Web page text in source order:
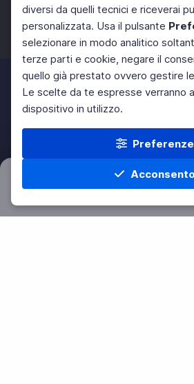
diversi da quelli tecnici e riceverai
personalizzata. Usa il pulsante
selezionare in modo analitico
terze parti e cookie, negare il
quello già prestato ovvero gestire
Le scelte da te espresse verranno
dispositivo in utilizzo.
Preferenze
Acconsento
Home Materie
Filtri
Facebook Twitter